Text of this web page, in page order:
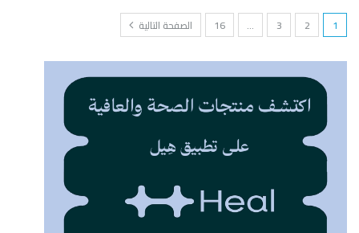
1
2
3
…
16 الصفحة التالية